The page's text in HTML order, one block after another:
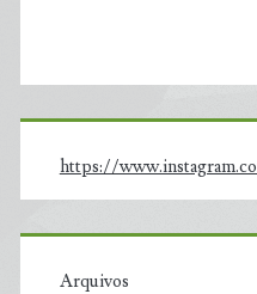
https://
Arquivos